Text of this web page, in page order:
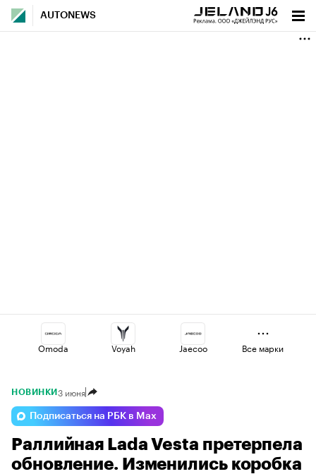
AUTONEWS
Omoda Voyah Jaecoo
Esteo
Changan Lada Haval
Все марки
НОВИНКИ 3 июня
Подписаться на РБК в Max
Раллийная Lada Vesta претерпела
обновление. Изменились коробка